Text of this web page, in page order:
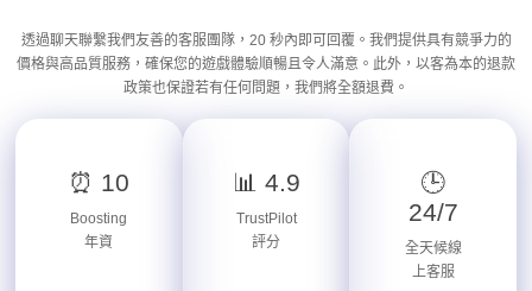
透過聊天聯繫我們友善的客服團隊，20 秒內即可回覆。我們提供具有競爭力的
價格與高品質服務，確保您的遊戲體驗順暢且令人滿意。此外，以客為本的退款
政策也保證若有任何問題，我們將全額退費。
⏰ 10
Boosting
年資
📊 4.9
TrustPilot
評分
🕒
24/7
全天候線
上客服